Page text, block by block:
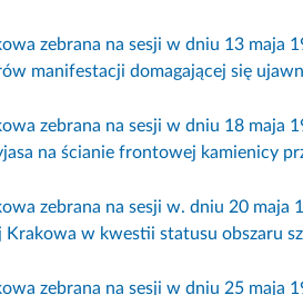
zebrana na sesji w dniu 13 maja
manifestacji domagającej się
zebrana na sesji w dniu 18 maja
na ścianie frontowej kamienicy
zebrana na sesji w. dniu 20 maja
w kwestii statusu obszaru
zebrana na sesji w dniu 25 maja